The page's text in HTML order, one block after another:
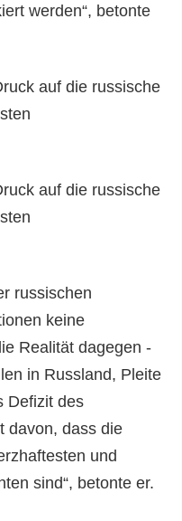
werden“, betonte
auf die russische
auf die russische
russischen
keine
Realität dagegen -
in Russland, Pleite
Defizit des
davon, dass die
und
sind“, betonte er.